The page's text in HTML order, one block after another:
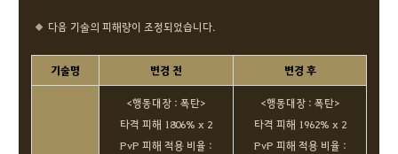
다음 기술의 피해량이 조정되었습니다.
기술명 변경 전 변경 후
<행동대장 : 폭탄>
타격 피해 1806% x 2
PvP 피해 적용 비율 :
<행동대장 : 폭탄>
타격 피해 1962% x 2
PvP 피해 적용 비율 :